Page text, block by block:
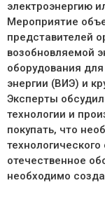
электроэнергию
Мероприятие
представителей
возобновляемой
оборудования
энергии (ВИЭ) и
Эксперты
технологии и
покупать, что
отечественное
необходимо